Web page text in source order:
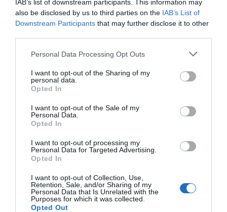
IAB’s list of downstream participants. This information may
also be disclosed by us to third parties on the IAB’s List of
Downstream Participants that may further disclose it to other
Personal Data Processing Opt Outs
I want to opt-out of the Sharing of my
personal data.
Opted In
I want to opt-out of the Sale of my
Personal Data.
Opted In
I want to opt-out of processing my
Personal Data for Targeted Advertising.
Opted In
I want to opt-out of Collection, Use,
Retention, Sale, and/or Sharing of my
Personal Data that Is Unrelated with the
Purposes for which it was collected.
Opted Out
Contribució neta al pressupost de la UE en el
període 2000-2018 (milers de milions d’euros). En
positiu la quantitat rebuda neta, en negatiu la
quantitat aportada neta. Atenció a Itàlia, amb la
d’EUROSTAT